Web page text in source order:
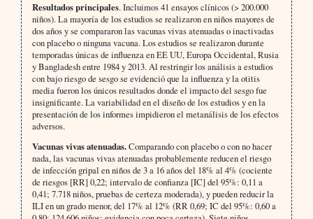
Resultados principales. Incluimos 41 ensayos clínicos (> 200.000
niños). La mayoría de los estudios se realizaron en niños mayores de
dos años y se compararon las vacunas vivas atenuadas o inactivadas
con placebo o ninguna vacuna. Los estudios se realizaron durante
temporadas únicas de influenza en EE UU, Europa Occidental, Rusia
y Bangladesh entre 1984 y 2013. Al restringir los análisis a estudios
con bajo riesgo de sesgo se evidenció que la influenza y la otitis
media fueron los únicos resultados donde el impacto del sesgo fue
insignificante. La variabilidad en el diseño de los estudios y en la
presentación de los informes impidieron el metanálisis de los efectos
adversos.
Vacunas vivas atenuadas.Comparando con placebo o con no hacer
nada, las vacunas vivas atenuadas probablemente reducen el riesgo
de infección gripal en niños de 3 a 16 años del 18% al 4% (cociente
de riesgos [RR] 0,22; intervalo de confianza [IC] del 95%: 0,11 a
0,41; 7.718 niños, pruebas de certeza moderada), y pueden reducir la
ILI en un grado menor, del 17% al 12% (RR 0,69; IC del 95%: 0,60 a